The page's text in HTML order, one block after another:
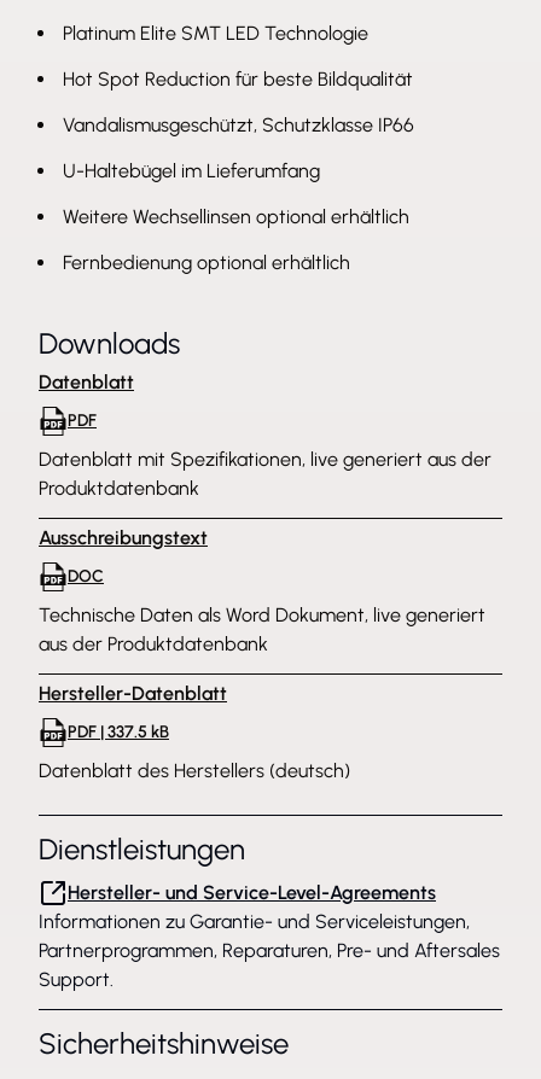
Platinum Elite SMT LED Technologie
Hot Spot Reduction für beste Bildqualität
Vandalismusgeschützt, Schutzklasse IP66
U-Haltebügel im Lieferumfang
Weitere Wechsellinsen optional erhältlich
Fernbedienung optional erhältlich
Downloads
Datenblatt
PDF
Datenblatt mit Spezifikationen, live generiert aus der
Produktdatenbank
Ausschreibungstext
DOC
Technische Daten als Word Dokument, live generiert
aus der Produktdatenbank
Hersteller-Datenblatt
PDF | 337.5 kB
Datenblatt des Herstellers (deutsch)
Dienstleistungen
Hersteller- und Service-Level-Agreements
Informationen zu Garantie- und Serviceleistungen,
Partnerprogrammen, Reparaturen, Pre- und Aftersales
Support.
Sicherheitshinweise